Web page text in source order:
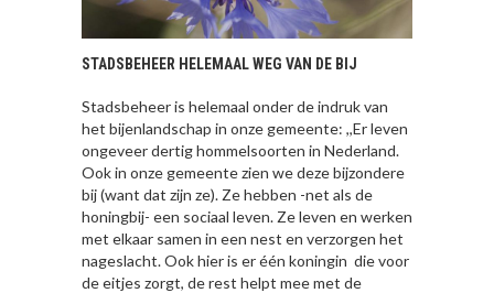
STADSBEHEER HELEMAAL WEG VAN DE BIJ
Stadsbeheer is helemaal onder de indruk van
het bijenlandschap in onze gemeente: ,,Er leven
ongeveer dertig hommelsoorten in Nederland.
Ook in onze gemeente zien we deze bijzondere
bij (want dat zijn ze). Ze hebben -net als de
honingbij- een sociaal leven. Ze leven en werken
met elkaar samen in een nest en verzorgen het
nageslacht. Ook hier is er één koningin die voor
de eitjes zorgt, de rest helpt mee met de